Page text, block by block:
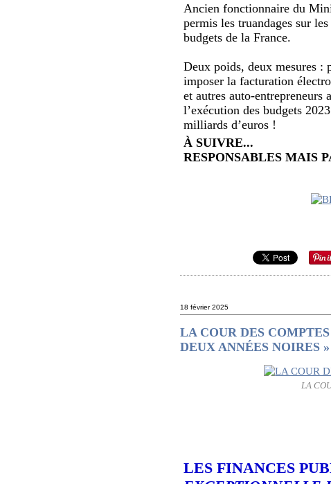
Ancien fonctionnaire du
permis les truandages sur
budgets de la France.
Deux poids, deux mesures :
imposer la facturation
et autres auto-
l’exécution des budgets
milliards d’euros !
À SUIVRE...
RESPONSABLES MAIS
18 février 2025
LA COUR DES
DEUX ANNÉES NOIRES »
LA
LES FINANCES